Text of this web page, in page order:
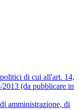
di cui all'art. 14,
(da pubblicare in
amministrazione, di